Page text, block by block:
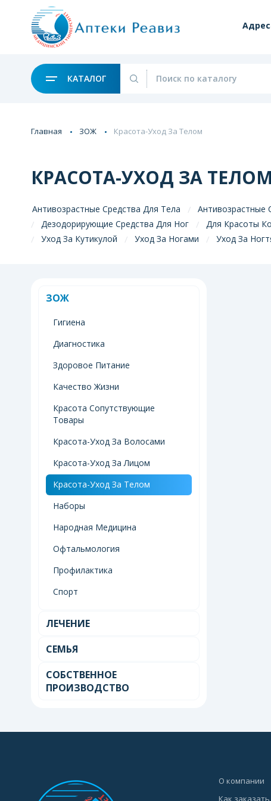
КАТАЛОГ
Главная ЗОЖ Красота-Уход За Телом
КРАСОТА-УХОД ЗА ТЕЛОМ
Антивозрастные Средства Для Тела
Дезодорирующие Средства Для Ног
Для Красоты
Уход За Кутикулой
Уход За Ногами Уход За
ЗОЖ
Гигиена
Диагностика
Здоровое Питание
Качество Жизни
Красота Сопутствующие
Товары
Красота-Уход За Волосами
Красота-Уход За Лицом
Красота-Уход За Телом
Наборы
Народная Медицина
Офтальмология
Профилактика
Спорт
ЛЕЧЕНИЕ
СЕМЬЯ
СОБСТВЕННОЕ
ПРОИЗВОДСТВО
О компании
Как заказать